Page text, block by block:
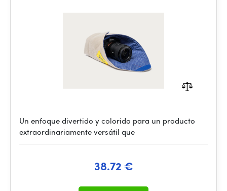
Un enfoque divertido y colorido para un producto
extraordinariamente versátil que
38.72 €